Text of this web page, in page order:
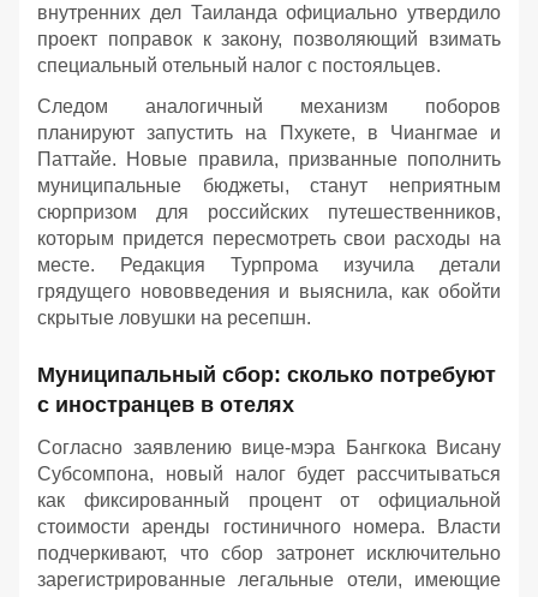
внутренних дел Таиланда официально утвердило
проект поправок к закону, позволяющий взимать
специальный отельный налог с постояльцев.
Следом аналогичный механизм поборов
планируют запустить на Пхукете, в Чиангмае и
Паттайе. Новые правила, призванные пополнить
муниципальные бюджеты, станут неприятным
сюрпризом для российских путешественников,
которым придется пересмотреть свои расходы на
месте. Редакция Турпрома изучила детали
грядущего нововведения и выяснила, как обойти
скрытые ловушки на ресепшн.
Муниципальный сбор: сколько потребуют
с иностранцев в отелях
Согласно заявлению вице-мэра Бангкока Висану
Субсомпона, новый налог будет рассчитываться
как фиксированный процент от официальной
стоимости аренды гостиничного номера. Власти
подчеркивают, что сбор затронет исключительно
зарегистрированные легальные отели, имеющие